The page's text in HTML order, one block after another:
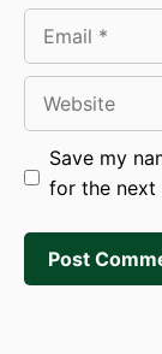
Save my
for the next